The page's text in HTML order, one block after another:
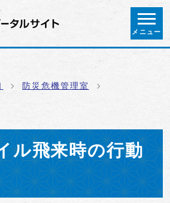
メニュー
防災危機管理室
ル飛来時の行動